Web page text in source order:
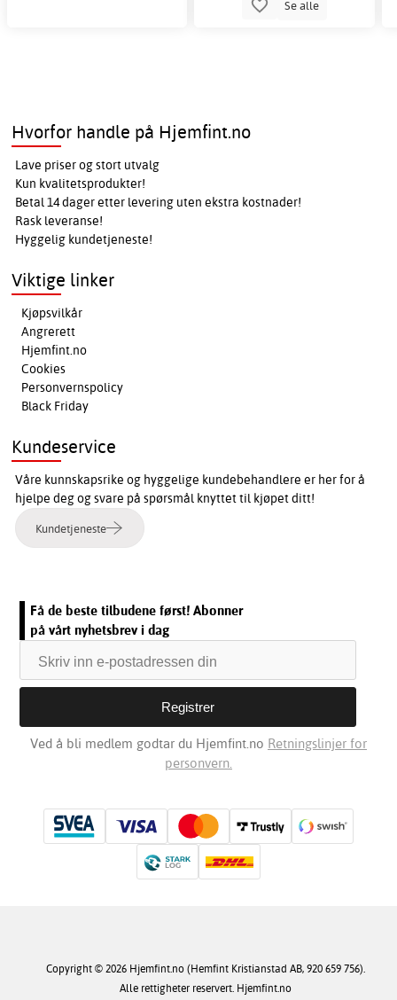
Se alle
Hvorfor handle på Hjemfint.no
Lave priser og stort utvalg
Kun kvalitetsprodukter!
Betal 14 dager etter levering uten ekstra kostnader!
Rask leveranse!
Hyggelig kundetjeneste!
Viktige linker
Kjøpsvilkår
Angrerett
Hjemfint.no
Cookies
Personvernspolicy
Black Friday
Kundeservice
Våre kunnskapsrike og hyggelige kundebehandlere er her for å
hjelpe deg og svare på spørsmål knyttet til kjøpet ditt!
Kundetjeneste
Få de beste tilbudene først! Abonner
på vårt nyhetsbrev i dag
Ved å bli medlem godtar du Hjemfint.no Retningslinjer for
personvern.
Copyright © 2026 Hjemfint.no (Hemfint Kristianstad AB, 920 659 756).
Alle rettigheter reservert. Hjemfint.no